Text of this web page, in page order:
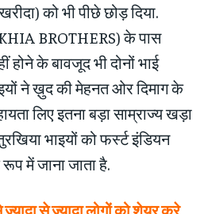
को भी पीछे छोड़ दिया.
BROTHERS) के पास
होने के बावजूद भी दोनों भाई
ने ख़ुद की मेहनत ओर दिमाग के
लिए इतना बड़ा साम्राज्य खड़ा
भाइयों को फर्स्ट इंडियन
में जाना जाता है.
से ज्यादा लोगों को शेयर करे